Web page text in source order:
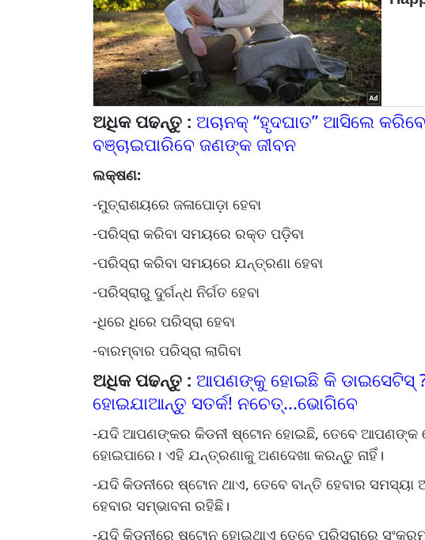
ଅଧିକ ପଢନ୍ତୁ : ଅଚାନକ୍ “ହୃଦଘାତ” ଆସିଲେ
ବଞ୍ଚାଇପାରିବେ ଜଣଙ୍କ ଜୀବନ
ଲକ୍ଷଣ:
-ମୁତ୍ରାଶୟରେ ଜଳାପୋଡ଼ା ହେବା
-ପରିସ୍ରା କରିବା ସମୟରେ ରକ୍ତ ପଡ଼ିବା
-ପରିସ୍ରା କରିବା ସମୟରେ ଯନ୍ତ୍ରଣା ହେବା
-ପରିସ୍ରାରୁ ଦୁର୍ଗନ୍ଧ ନିର୍ଗତ ହେବା
-ଧିରେ ଧିରେ ପରିସ୍ରା ହେବା
-ବାରମ୍ବାର ପରିସ୍ରା ଲାଗିବା
ଅଧିକ ପଢନ୍ତୁ : ଆପଣଙ୍କୁ ହୋଇଛି କି ଡାଇସେଟିସ୍
ହୋଇଯାଆନ୍ତୁ ସତର୍କ! ନଚେତ୍...ଭୋଗିବେ
-ଯଦି ଆପଣଙ୍କର କିଡନୀ ଷ୍ଟୋନ ହୋଇଛି, ତେବେ ଆପଣଙ୍କ
ହୋଇପାରେ। ଏହି ଯନ୍ତ୍ରଣାକୁ ଅଣଦେଖା କରନ୍ତୁ ନାହିଁ।
-ଯଦି କିଡନୀରେ ଷ୍ଟୋନ ଥାଏ, ତେବେ ବାନ୍ତି ହେବାର ସମସ୍ୟା
ହେବାର ସମ୍ଭାବନା ରହିଛି।
-ଯଦି କିଡନୀରେ ଷ୍ଟୋନ ହୋଇଥାଏ ତେବେ ପରିସ୍ରାରେ